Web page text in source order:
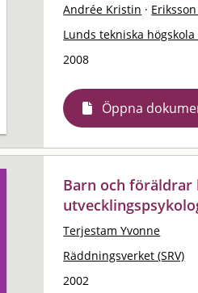
Andrée Kristin ·
Lunds tekniska högskola
2008
Öppna
Barn och föräldrar
Terjestam Yvonne
Räddningsverket (SRV)
2002